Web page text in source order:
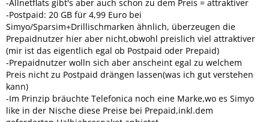
-Allnetflats gibt's aber auch schon zu dem Preis = attraktiver
-Postpaid: 20 GB für 4,99 Euro bei
Simyo/Sparsim+Drillischmarken ähnlich, überzeugen die
Prepaidnutzer hier aber nicht,obwohl preislich viel attraktiver
(mir ist das eigentlich egal ob Postpaid oder Prepaid)
-Prepaidnutzer wolln sich aber anscheint egal zu welchem
Preis nicht zu Postpaid drängen lassen(was ich gut verstehen
kann)
-Im Prinzip bräuchte Telefonica noch eine Marke,wo es Simyo
like in der Nische diese Preise bei Prepaid,inkl.dem